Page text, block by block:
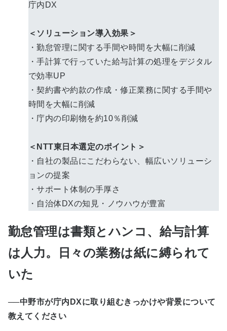
庁内DX
＜ソリューション導入効果＞
・勤怠管理に関する手間や時間を大幅に削減
・手計算で行っていた給与計算の処理をデジタル
で効率UP
・契約書や約款の作成・修正業務に関する手間や
時間を大幅に削減
・庁内の印刷物を約10％削減
＜NTT東日本選定のポイント＞
・自社の製品にこだわらない、幅広いソリューシ
ョンの提案
・サポート体制の手厚さ
・自治体DXの知見・ノウハウが豊富
勤怠管理は書類とハンコ、給与計算
は人力。日々の業務は紙に縛られて
いた
──中野市が庁内DXに取り組むきっかけや背景について
教えてください